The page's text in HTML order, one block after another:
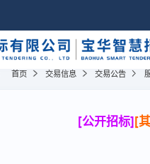
首页 交易信息 交易公告
[公开招标][